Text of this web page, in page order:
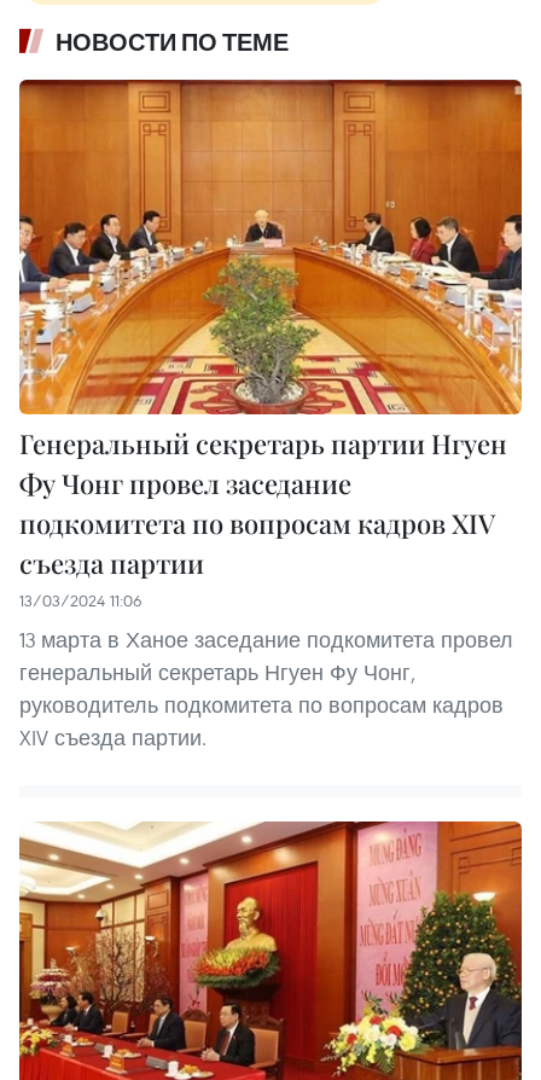
НОВОСТИ ПО ТЕМЕ
Генеральный секретарь партии Нгуен
Фу Чонг провел заседание
подкомитета по вопросам кадров XIV
съезда партии
13/03/2024 11:06
13 марта в Ханое заседание подкомитета провел
генеральный секретарь Нгуен Фу Чонг,
руководитель подкомитета по вопросам кадров
XIV съезда партии.